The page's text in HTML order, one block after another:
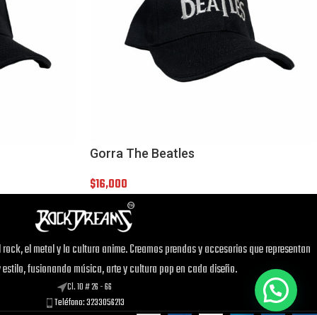
Gorra The Beatles
$16,000
el metal y la cultura anime. Creamos prendas y accesorios que representan
fusionando música, arte y cultura pop en cada diseño.
Cl. 10 # 26 - 66
Teléfono: 3233056213